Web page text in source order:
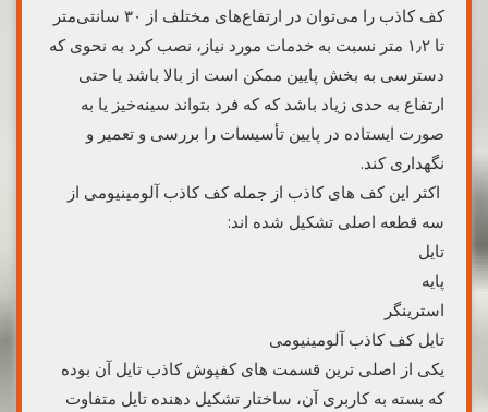
کف کاذب را می‌توان در ارتفاع‌های مختلف از ۳۰ سانتی‌متر
تا ۱٫۲ متر نسبت به خدمات مورد نیاز، نصب کرد به نحوی که
دسترسی به بخش پایین ممکن است از بالا باشد یا حتی
ارتفاع به حدی زیاد باشد که که فرد بتواند سینه‌خیز یا به
صورت ایستاده در پایین تأسیسات را بررسی و تعمیر و
نگهداری کند.
اکثر این کف های کاذب از جمله کف کاذب آلومینیومی از
سه قطعه اصلی تشکیل شده اند:
تایل
پایه
استرینگر
تایل کف کاذب آلومینیومی
یکی از اصلی ترین قسمت های کفپوش کاذب تایل آن بوده
که بسته به کاربری آن، ساختار تشکیل دهنده تایل متفاوت